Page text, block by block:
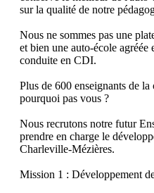
sur la qualité de notre
Nous ne sommes pas une
et bien une auto-école agréée
conduite en CDI.
Plus de 600 enseignants de
pourquoi pas vous ?
Nous recrutons notre futur
prendre en charge le
Charleville-Mézières.
Mission 1 : Développement